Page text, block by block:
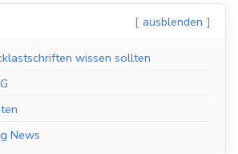
ausblenden
wissen sollten
News